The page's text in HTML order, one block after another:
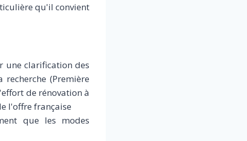
qu'il convient
une clarification des
(Première
de rénovation à
l'offre française
que les modes